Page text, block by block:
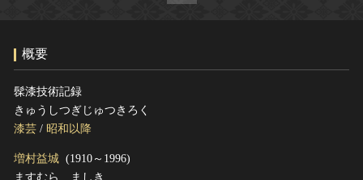
サイトのご意見はこちら
文化遺産データベース
国指定文化財等データベース
概要
髹漆技術記録
きゅうしつぎじゅつきろく
漆芸 / 昭和以降
増村益城 (1910～1996)
ますむら ましき